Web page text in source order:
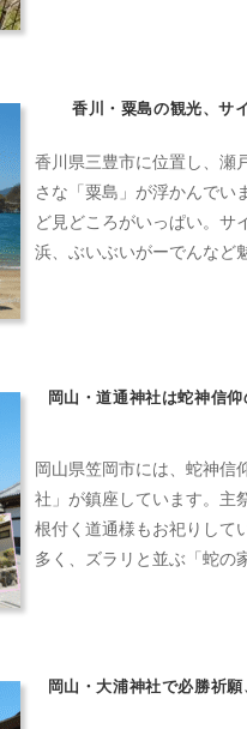
香川・粟島の観光、サ
香川県三豊市に位置し、瀬
さな「粟島」が浮かんでい
ど見どころがいっぱい。サ
浜、ぶいぶいがーでんなど
岡山・道通神社は蛇神信
岡山県笠岡市には、蛇神信
社」が鎮座しています。主
根付く道通様もお祀りして
多く、ズラリと並ぶ「蛇の
岡山・大浦神社で必勝祈